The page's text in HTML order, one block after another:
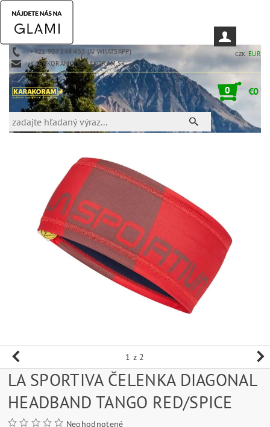
+421 907 849 453 (AJ WHATSAPP)
KARAKORAM@KARAKORAM.SK
CZK EUR
0 €0
1 z 2
LA SPORTIVA ČELENKA DIAGONAL
HEADBAND TANGO RED/SPICE
Neohodnotené